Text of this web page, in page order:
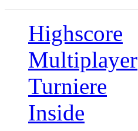
Highscore
Multiplayer
Turniere
Inside